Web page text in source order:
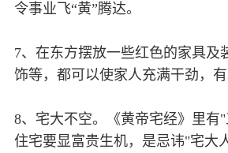
令事业飞“黄”腾达。
7、在东方摆放一些红色的家具及
饰等，都可以使家人充满干劲，有
8、宅大不空。《黄帝宅经》里有"
住宅要显富贵生机，是忌讳"宅大